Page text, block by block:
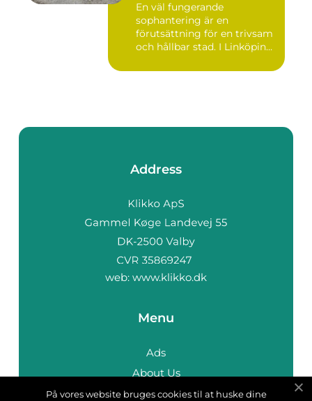
En väl fungerande
sophantering är en
förutsättning för en trivsam
och hållbar stad. I Linköping
Address
web: www.klikko.dk
Menu
Ads
About Us
Cookies
På vores website bruges cookies til at huske dine